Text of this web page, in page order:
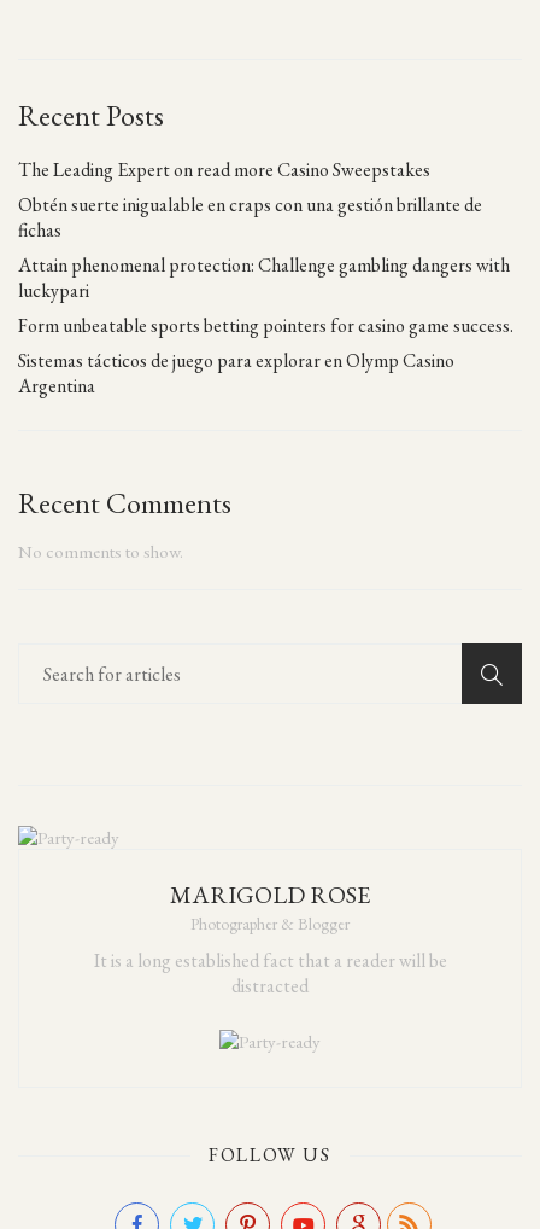
Recent Posts
The Leading Expert on read more Casino Sweepstakes
Obtén suerte inigualable en craps con una gestión brillante de
fichas
Attain phenomenal protection: Challenge gambling dangers with
luckypari
Form unbeatable sports betting pointers for casino game success.
Sistemas tácticos de juego para explorar en Olymp Casino
Argentina
Recent Comments
No comments to show.
MARIGOLD ROSE
Photographer & Blogger
It is a long established fact that a reader will be
distracted
FOLLOW US